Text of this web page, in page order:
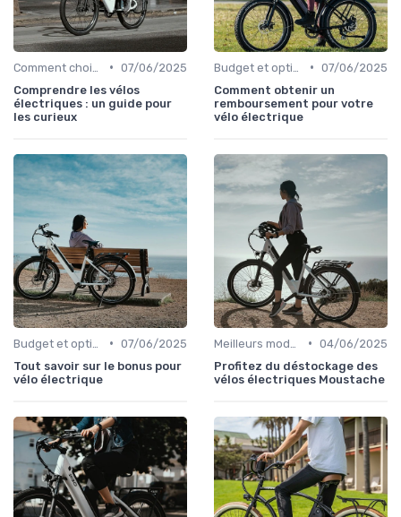
• 07/06/2025
Comprendre les vélos
électriques : un guide pour
les curieux
• 07/06/2025
Comment obtenir un
remboursement pour votre
vélo électrique
• 07/06/2025
Tout savoir sur le bonus pour
vélo électrique
• 04/06/2025
Profitez du déstockage des
vélos électriques Moustache